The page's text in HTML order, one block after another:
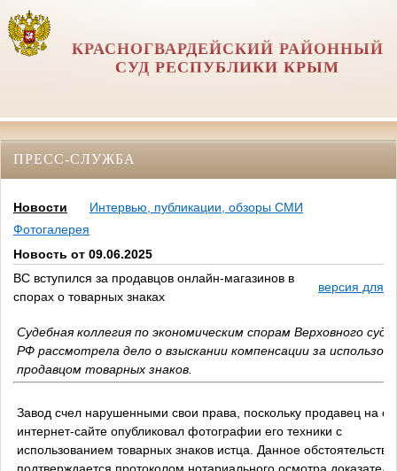
КРАСНОГВАРДЕЙСКИЙ РАЙОННЫЙ
СУД РЕСПУБЛИКИ КРЫМ
ПРЕСС-СЛУЖБА
Новости
Интервью, публикации, обзоры СМИ
Фотогалерея
Новость от 09.06.2025
ВС вступился за продавцов онлайн-магазинов в
спорах о товарных знаках
версия для
Судебная коллегия по экономическим спорам Верховного
РФ рассмотрела дело о взыскании компенсации за
продавцом товарных знаков.
Завод счел нарушенными свои права, поскольку продавец на
интернет-сайте опубликовал фотографии его техники с
использованием товарных знаков истца. Данное обстоятельство
подтверждается протоколом нотариального осмотра